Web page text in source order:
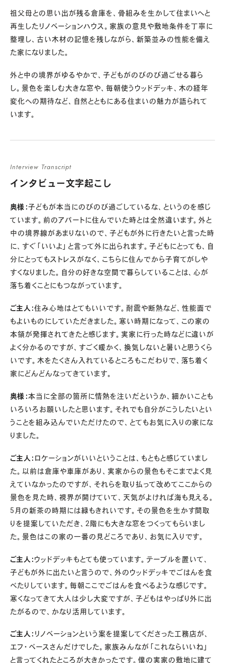
祖父母との思い出が残る倉庫を、骨組みを生かして住まいへと
再生したリノベーションハウス。家族の意見や敷地条件を丁寧に
整理し、古い木材の記憶を残しながら、新築並みの性能を備え
た家になりました。
外と中の境界がゆるやかで、子どもがのびのび過ごせる暮ら
し。景色を楽しむ大きな窓や、毎朝使うウッドデッキ、木の経年
変化への期待など、自然とともにある住まいの魅力が語られて
います。
Interview Transcript
インタビュー文字起こし
奥様：子どもが本当にのびのび過ごしているな、というのを感じ
ています。前のアパートに住んでいた時とは全然違います。外と
中の境界線があまりないので、子どもが外に行きたいと言った時
に、すぐ「いいよ」と言って外に出られます。子どもにとっても、自
分にとってもストレスがなく、こちらに住んでから子育てがしや
すくなりました。自分の好きな空間で暮らしていることは、心が
落ち着くことにもつながっています。
ご主人：住み心地はとてもいいです。耐震や断熱など、性能面で
もよいものにしていただきました。寒い時期になって、この家の
本領が発揮されてきたと感じます。実家に行った時などに違いが
よく分かるのですが、すごく暖かく、換気しないと暑いと思うくら
いです。木をたくさん入れているところもこだわりで、落ち着く
家にどんどんなってきています。
奥様：本当に全部の箇所に情熱を注いだというか、細かいことも
いろいろお願いしたと思います。それでも自分がこうしたいとい
うことを組み込んでいただけたので、とてもお気に入りの家にな
りました。
ご主人： ロケーションがいいということは、もともと感じていまし
た。以前は倉庫や車庫があり、実家からの景色もそこまでよく見
えていなかったのですが、それらを取り払って改めてここからの
景色を見た時、視界が開けていて、天気がよければ海も見える。
5月の新茶の時期には緑もきれいです。その景色を生かす間取
りを提案していただき、2階にも大きな窓をつくってもらいまし
た。景色はこの家の一番の見どころであり、お気に入りです。
ご主人：ウッドデッキもとても使っています。テーブルを置いて、
子どもが外に出たいと言うので、外のウッドデッキでごはんを食
べたりしています。毎朝ここでごはんを食べるような感じです。
寒くなってきて大人は少し大変ですが、子どもはやっぱり外に出
たがるので、かなり活用しています。
ご主人： リノベーションという案を提案してくださった工務店が、
エフ・ベースさんだけでした。家族みんなが「これならいいね」
と言ってくれたところが大きかったです。僕の実家の敷地に建て